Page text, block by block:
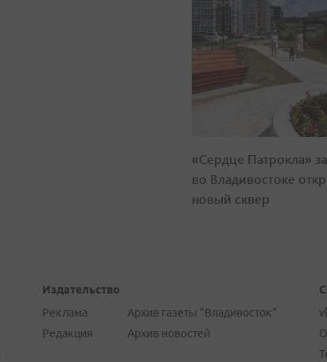
«Сердце Патрокла»
во Владивостоке
новый сквер
Издательство
Реклама
Редакция
Архив газеты "Владивосток"
Архив новостей